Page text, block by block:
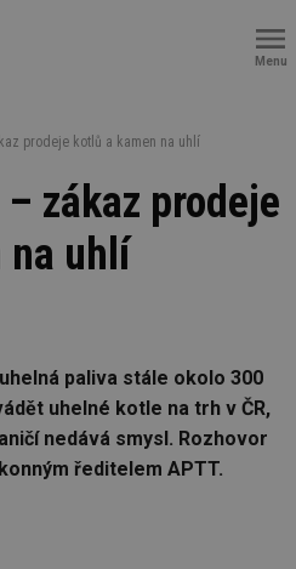
Menu
prodeje kotlů a kamen na uhlí
zákaz prodeje
na uhlí
paliva stále okolo 300
uhelné kotle na trh v ČR,
nedává smysl. Rozhovor
ředitelem APTT.